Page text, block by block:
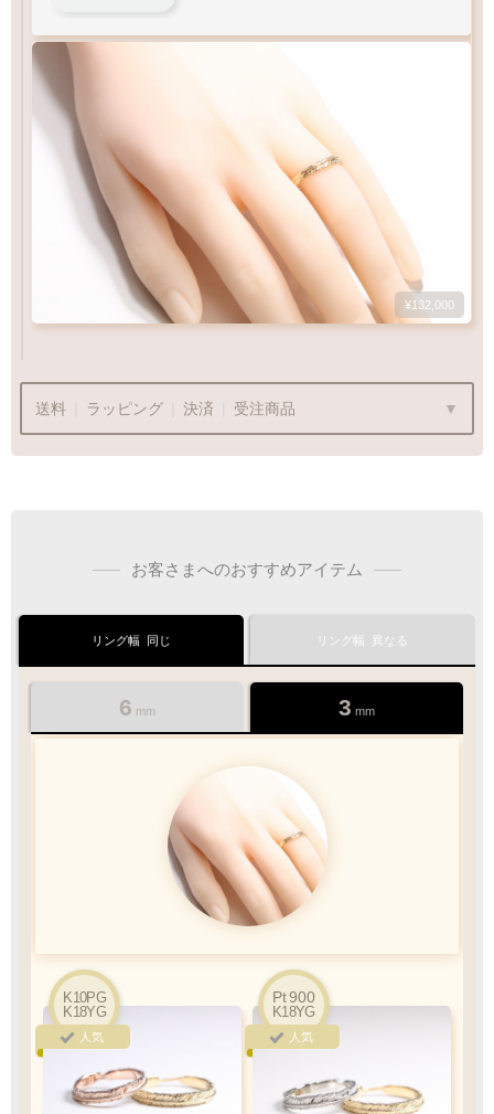
¥132,000
比較
鮮やかで美しい光沢
K18YG
送料 ラッピング 決済 受注商品
プレゼント用でも安心してご利用いただけます
Q&A
ラッピング
1商品
¥1,100
最適なケースで
お届けします
コレクト／
カード決済
『お支払い手続き』のリンクから
カード情報をご入力下さい
ご利用回数
1回のお買い物
¥300,000迄
銀行振込
お客さまへのおすすめアイテム
リング幅 同じ
6 mm
K10PG
K18YG
人気
Pt900
K18YG
人気
3 mm
K10PG
K18YG
人気
Pt900
K18YG
人気
リング幅 異なる